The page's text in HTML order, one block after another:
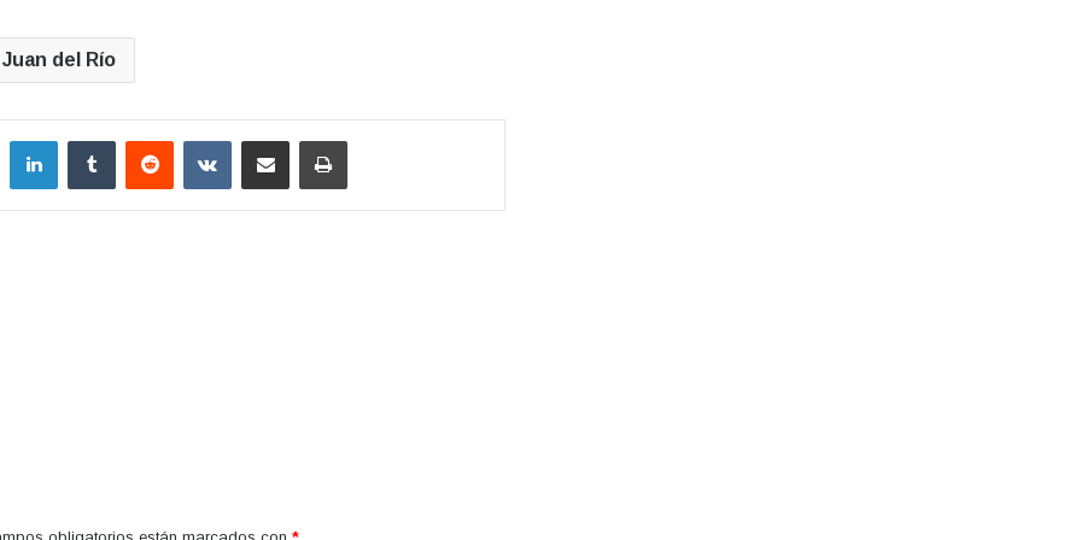
del Río
LinkedInTumblr Reddit VKontakteCompartir por correo electrónicoImprimir